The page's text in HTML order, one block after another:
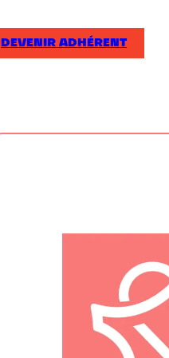
DEVENIR ADHÉRENT